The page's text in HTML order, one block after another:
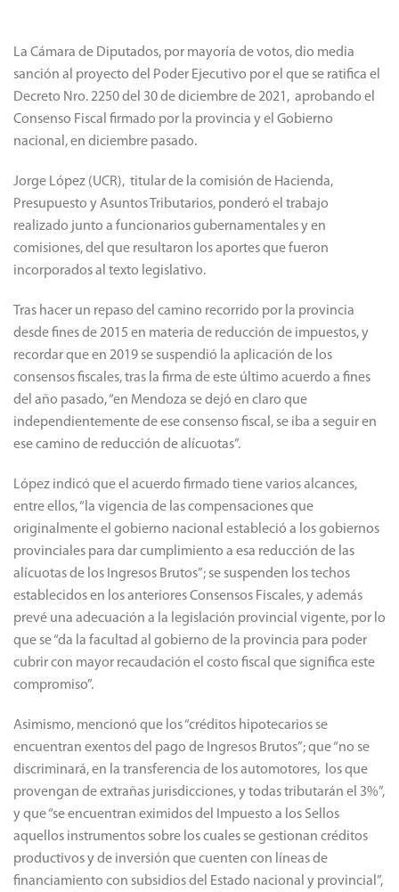
La Cámara de Diputados, por mayoría de votos, dio media
sanción al proyecto del Poder Ejecutivo por el que se ratifica el
Decreto Nro. 2250 del 30 de diciembre de 2021, aprobando el
Consenso Fiscal firmado por la provincia y el Gobierno
nacional, en diciembre pasado.
Jorge López (UCR), titular de la comisión de Hacienda,
Presupuesto y Asuntos Tributarios, ponderó el trabajo
realizado junto a funcionarios gubernamentales y en
comisiones, del que resultaron los aportes que fueron
incorporados al texto legislativo.
Tras hacer un repaso del camino recorrido por la provincia
desde fines de 2015 en materia de reducción de impuestos, y
recordar que en 2019 se suspendió la aplicación de los
consensos fiscales, tras la firma de este último acuerdo a fines
del año pasado, “en Mendoza se dejó en claro que
independientemente de ese consenso fiscal, se iba a seguir en
ese camino de reducción de alícuotas”.
López indicó que el acuerdo firmado tiene varios alcances,
entre ellos, “la vigencia de las compensaciones que
originalmente el gobierno nacional estableció a los gobiernos
provinciales para dar cumplimiento a esa reducción de las
alícuotas de los Ingresos Brutos”; se suspenden los techos
establecidos en los anteriores Consensos Fiscales, y además
prevé una adecuación a la legislación provincial vigente, por lo
que se “da la facultad al gobierno de la provincia para poder
cubrir con mayor recaudación el costo fiscal que significa este
compromiso”.
Asimismo, mencionó que los “créditos hipotecarios se
encuentran exentos del pago de Ingresos Brutos”; que “no se
discriminará, en la transferencia de los automotores, los que
provengan de extrañas jurisdicciones, y todas tributarán el 3%”,
y que “se encuentran eximidos del Impuesto a los Sellos
aquellos instrumentos sobre los cuales se gestionan créditos
productivos y de inversión que cuenten con líneas de
financiamiento con subsidios del Estado nacional y provincial”,